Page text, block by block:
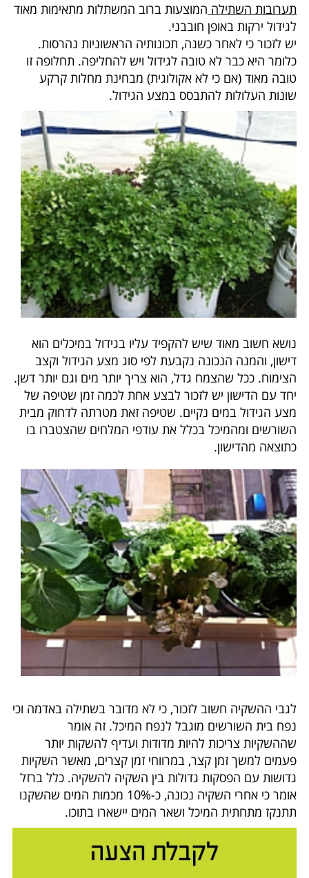
תערובות השתילה המוצעות ברוב המשתלות מתאימות מאוד
לגידול ירקות באופן חובבני.
יש לזכור כי לאחר כשנה, תכונותיה הראשוניות נהרסות.
כלומר היא כבר לא טובה לגידול ויש להחליפה. תחלופה זו
טובה מאוד (אם כי לא אקולוגית) מבחינת מחלות קרקע
שונות העלולות להתבסס במצע הגידול.
נושא חשוב מאוד שיש להקפיד עליו בגידול במיכלים הוא
דישון, והמנה הנכונה נקבעת לפי סוג מצע הגידול וקצב
הצימוח. ככל שהצמח גדל, הוא צריך יותר מים וגם יותר דשן.
יחד עם הדישון יש לזכור לבצע אחת לכמה זמן שטיפה של
מצע הגידול במים נקיים. שטיפה זאת מטרתה לדחוק מבית
השורשים ומהמיכל בכלל את עודפי המלחים שהצטברו בו
כתוצאה מהדישון.
לגבי ההשקיה חשוב לזכור, כי לא מדובר בשתילה באדמה וכי
נפח בית השורשים מוגבל לנפח המיכל. זה אומר
שההשקיות צריכות להיות מדודות ועדיף להשקות יותר
פעמים למשך זמן קצר, במרווחי זמן קצרים, מאשר השקיות
גדושות עם הפסקות גדולות בין השקיה להשקיה. כלל ברזל
אומר כי אחרי השקיה נכונה, כ-10% מכמות המים שהשקנו
תתנקז מתחתית המיכל ושאר המים יישארו בתוכו.